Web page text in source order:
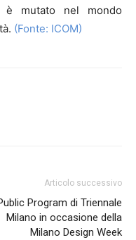
mutato nel mondo
(Fonte: ICOM)
Articolo successivo
Public Program di Triennale
Milano in occasione della
Milano Design Week